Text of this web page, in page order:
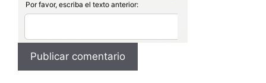
Por favor, escriba el texto anterior: